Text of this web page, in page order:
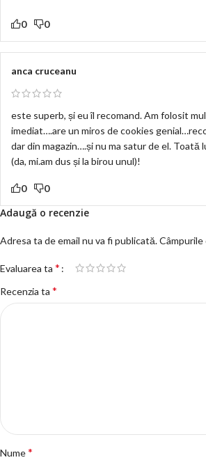
0 0
anca cruceanu
este superb, și eu îl recomand. Am folosit
imediat….are un miros de cookies
dar din magazin….și nu ma satur de el. Toată
(da, mi.am dus și la birou unul)!
0 0
Adaugă o recenzie
Adresa ta de email nu va fi publicată.
Evaluarea ta *
Recenzia ta *
Nume*